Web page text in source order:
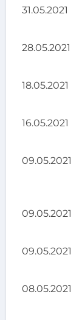
31.05.2021
28.05.2021
18.05.2021
16.05.2021
09.05.2021
09.05.2021
09.05.2021
08.05.2021